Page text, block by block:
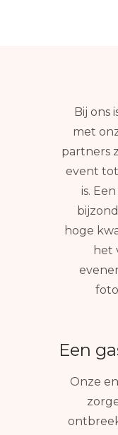
Bij ons
met
partners
event
is.
hoge
het
Een
Onze